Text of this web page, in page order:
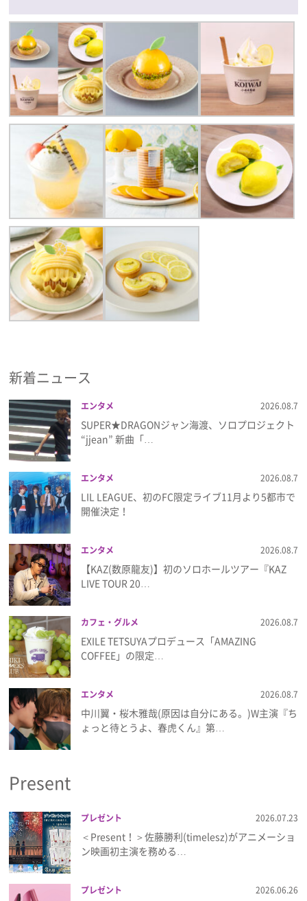
新着ニュース
エンタメ 2026.08.7
SUPER★DRAGONジャン海渡、ソロプロジェクト
“jjean” 新曲「…
エンタメ 2026.08.7
LIL LEAGUE、初のFC限定ライブ11月より5都市で
開催決定！
エンタメ 2026.08.7
【KAZ(数原龍友)】初のソロホールツアー『KAZ
LIVE TOUR 20…
カフェ・グルメ 2026.08.7
EXILE TETSUYAプロデュース「AMAZING
COFFEE」の限定…
エンタメ 2026.08.7
中川翼・桜木雅哉(原因は自分にある。)W主演『ち
ょっと待とうよ、春虎くん』第…
Present
プレゼント 2026.07.23
＜Present！＞佐藤勝利(timelesz)がアニメーショ
ン映画初主演を務める…
プレゼント 2026.06.26